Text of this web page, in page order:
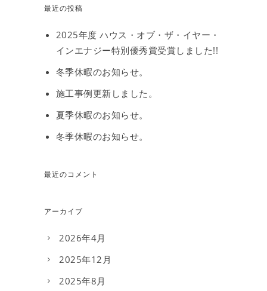
最近の投稿
2025年度 ハウス・オブ・ザ・イヤー・
インエナジー特別優秀賞受賞しました!!
冬季休暇のお知らせ。
施工事例更新しました。
夏季休暇のお知らせ。
冬季休暇のお知らせ。
最近のコメント
アーカイブ
2026年4月
2025年12月
2025年8月